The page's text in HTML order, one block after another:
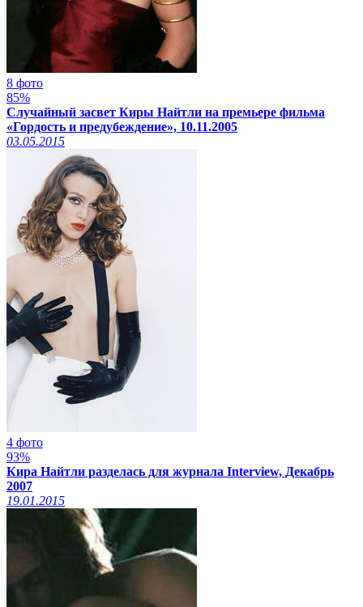
8 фото
85%
Случайный засвет Киры Найтли на премьере фильма
«Гордость и предубеждение», 10.11.2005
03.05.2015
4 фото
93%
Кира Найтли разделась для журнала Interview, Декабрь
2007
19.01.2015